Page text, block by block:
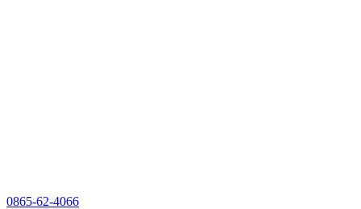
0865-62-4066